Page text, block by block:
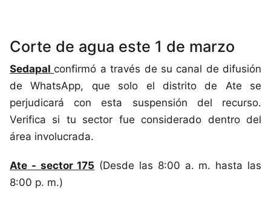
Corte de agua este 1 de marzo
Sedapalconfirmó a través de su canal de difusión
de WhatsApp, que solo el distrito de Ate se
perjudicará con esta suspensión del recurso.
Verifica si tu sector fue considerado dentro del
área involucrada.
Ate - sector 175 (Desde las 8:00 a. m. hasta las
8:00 p. m.)